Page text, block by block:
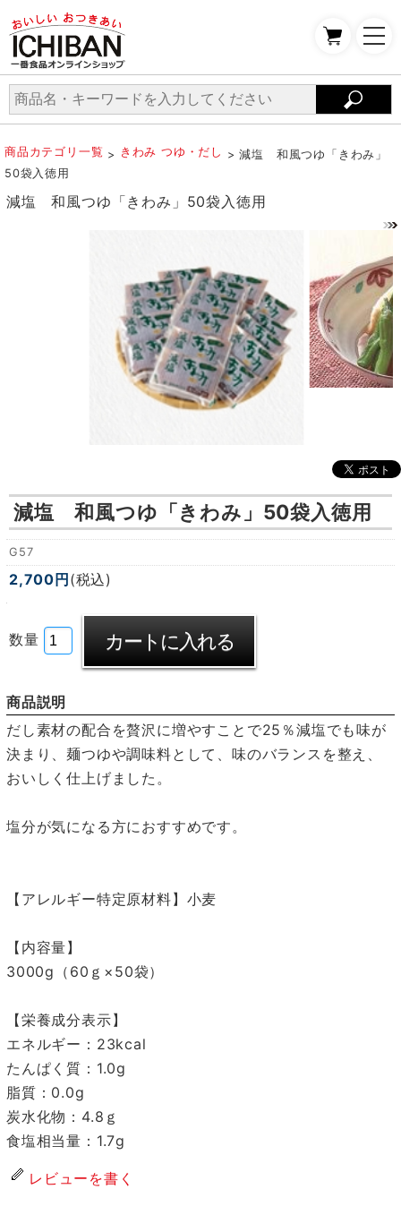
商品カテゴリ一覧 > きわみ つゆ・だし > 減塩 和風つゆ「きわみ」
50袋入徳用
減塩 和風つゆ「きわみ」50袋入徳用
減塩 和風つゆ「きわみ」50袋入徳用
G57
2,700円 (税込)
数量
商品説明
だし素材の配合を贅沢に増やすことで25％減塩でも味が
決まり、麺つゆや調味料として、味のバランスを整え、
おいしく仕上げました。
塩分が気になる方におすすめです。
【アレルギー特定原材料】小麦
【内容量】
3000g（60ｇ×50袋）
【栄養成分表示】
エネルギー：23kcal
たんぱく質：1.0g
脂質：0.0g
炭水化物：4.8ｇ
食塩相当量：1.7g
レビューを書く